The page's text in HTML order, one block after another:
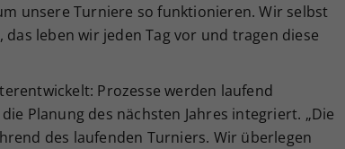
unsere Turniere so funktionieren. Wir selbst
leben wir jeden Tag vor und tragen diese
Prozesse werden laufend
Planung des nächsten Jahres integriert. „Die
des laufenden Turniers. Wir überlegen